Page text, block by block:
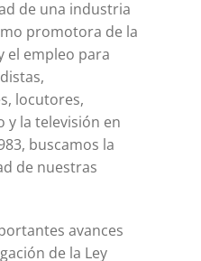
de una industria
promotora de la
el empleo para
locutores,
y la televisión en
buscamos la
de nuestras
avances
de la Ley